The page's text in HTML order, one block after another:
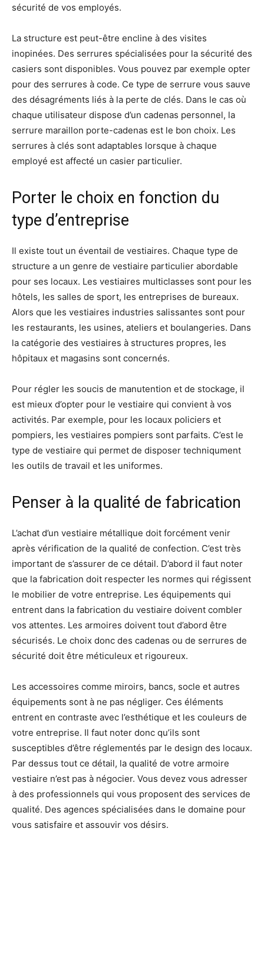
sécurité de vos employés.
La structure est peut-être encline à des visites
inopinées. Des serrures spécialisées pour la sécurité des
casiers sont disponibles. Vous pouvez par exemple opter
pour des serrures à code. Ce type de serrure vous sauve
des désagréments liés à la perte de clés. Dans le cas où
chaque utilisateur dispose d’un cadenas personnel, la
serrure maraillon porte-cadenas est le bon choix. Les
serrures à clés sont adaptables lorsque à chaque
employé est affecté un casier particulier.
Porter le choix en fonction du
type d’entreprise
Il existe tout un éventail de vestiaires. Chaque type de
structure a un genre de vestiaire particulier abordable
pour ses locaux. Les vestiaires multiclasses sont pour les
hôtels, les salles de sport, les entreprises de bureaux.
Alors que les vestiaires industries salissantes sont pour
les restaurants, les usines, ateliers et boulangeries. Dans
la catégorie des vestiaires à structures propres, les
hôpitaux et magasins sont concernés.
Pour régler les soucis de manutention et de stockage, il
est mieux d’opter pour le vestiaire qui convient à vos
activités. Par exemple, pour les locaux policiers et
pompiers, les vestiaires pompiers sont parfaits. C’est le
type de vestiaire qui permet de disposer techniqument
les outils de travail et les uniformes.
Penser à la qualité de fabrication
L’achat d’un vestiaire métallique doit forcément venir
après vérification de la qualité de confection. C’est très
important de s’assurer de ce détail. D’abord il faut noter
que la fabrication doit respecter les normes qui régissent
le mobilier de votre entreprise. Les équipements qui
entrent dans la fabrication du vestiaire doivent combler
vos attentes. Les armoires doivent tout d’abord être
sécurisés. Le choix donc des cadenas ou de serrures de
sécurité doit être méticuleux et rigoureux.
Les accessoires comme miroirs, bancs, socle et autres
équipements sont à ne pas négliger. Ces éléments
entrent en contraste avec l’esthétique et les couleurs de
votre entreprise. Il faut noter donc qu’ils sont
susceptibles d’être réglementés par le design des locaux.
Par dessus tout ce détail, la qualité de votre armoire
vestiaire n’est pas à négocier. Vous devez vous adresser
à des professionnels qui vous proposent des services de
qualité. Des agences spécialisées dans le domaine pour
vous satisfaire et assouvir vos désirs.